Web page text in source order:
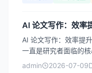
AI 论文写作：效率
AI 论文写作：效率提
一直是研究者面临的
析，从逻辑构建到语
admin 2026-07-09